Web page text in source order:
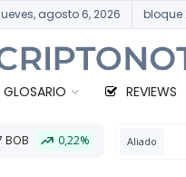
agosto 6, 2026 bloque
GLOSARIO REVIEWS
Aliado